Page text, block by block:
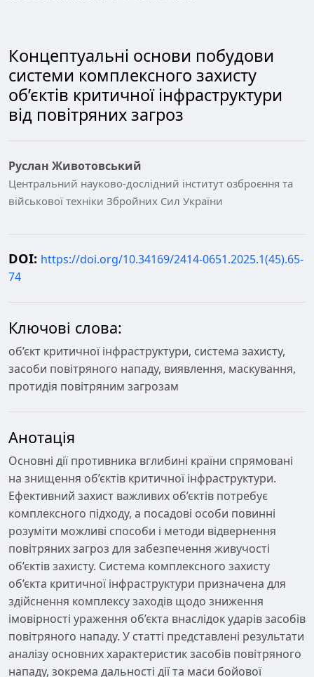
Концептуальні основи побудови
системи комплексного захисту
об’єктів критичної інфраструктури
від повітряних загроз
Руслан Животовський
Центральний науково-дослідний інститут озброєння та
військової техніки Збройних Сил України
DOI: https://doi.org/10.34169/2414-0651.2025.1(45).65-
74
Ключові слова:
об’єкт критичної інфраструктури, система захисту,
засоби повітряного нападу, виявлення, маскування,
протидія повітряним загрозам
Анотація
Основні дії противника вглибині країни спрямовані
на знищення об’єктів критичної інфраструктури.
Ефективний захист важливих об’єктів потребує
комплексного підходу, а посадові особи повинні
розуміти можливі способи і методи відвернення
повітряних загроз для забезпечення живучості
об’єктів захисту. Система комплексного захисту
об’єкта критичної інфраструктури призначена для
здійснення комплексу заходів щодо зниження
імовірності ураження об’єкта внаслідок ударів засобів
повітряного нападу. У статті представлені результати
аналізу основних характеристик засобів повітряного
нападу, зокрема дальності дії та маси бойової